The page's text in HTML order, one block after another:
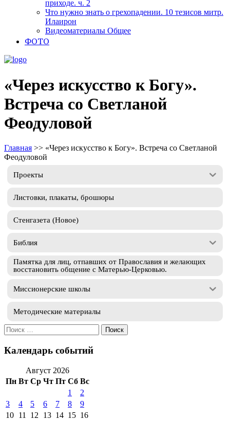
приходе. ч. 2
Что нужно знать о грехопадении. 10 тезисов митр.
Илаирон
Видеоматериалы Общее
ФОТО
«Через искусство к Богу».
Встреча со Светланой
Феодуловой
Главная >> «Через искусство к Богу». Встреча со Светланой
Феодуловой
Проекты
Листовки, плакаты, брошюры
Стенгазета (Новое)
Библия
Памятка для лиц, отпавших от Православия и желающих
восстановить общение с Матерью-Церковью.
Миссионерские школы
Методические материалы
Искать:
Календарь событий
Август 2026
Пн Вт Ср Чт Пт Сб Вс
1
2
3
4 5 6 7 8
9
10 11 12 13 14 15 16